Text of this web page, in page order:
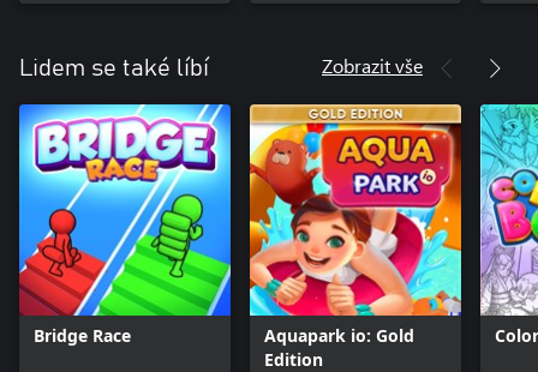
Lidem se také líbí Zobrazit vše
Bridge Race
Aquapark io: Gold
Edition